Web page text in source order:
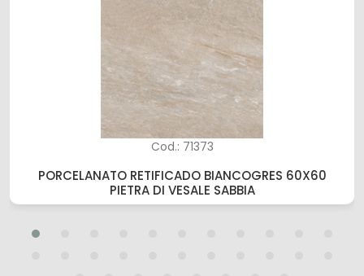
Cod.: 71373
PORCELANATO RETIFICADO BIANCOGRES 60X60
PIETRA DI VESALE SABBIA